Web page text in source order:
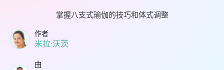
掌握八支式瑜伽的技巧和体式调整
作者
米拉·沃茨
由